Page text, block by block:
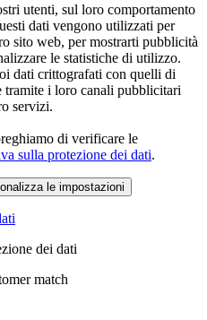
utenti, sul loro comportamento
dati vengono utilizzati per
sito web, per mostrarti pubblicità
le statistiche di utilizzo.
dati crittografati con quelli di
i loro canali pubblicitari
servizi.
di verificare le
sulla protezione dei dati.
le impostazioni
dei dati
match